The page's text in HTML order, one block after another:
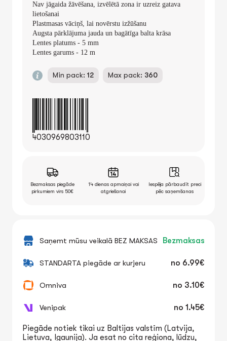
Nav jāgaida žāvēšana, izvēlētā zona ir uzreiz gatava
lietošanai
Plastmasas vāciņš, lai novērstu izžūšanu
Augsta pārklājuma jauda un bagātīga balta krāsa
Lentes platums - 5 mm
Lentes garums - 12 m
Min pack: 12 Max pack: 360
4030969803110
Bezmaksas piegāde
pirkumiem virs 50€
14 dienas apmaiņai vai
atgriešanai
Iespēja pārbaudīt preci
pēc saņemšanas
Saņemt mūsu veikalā BEZ MAKSAS Bezmaksas
STANDARTA piegāde ar kurjeru no 6.99€
Omniva no 3.10€
Venipak no 1.45€
Piegāde notiek tikai uz Baltijas valstīm (Latvija,
Lietuva, Igaunija). Ja esat no cita reģiona, lūdzu,